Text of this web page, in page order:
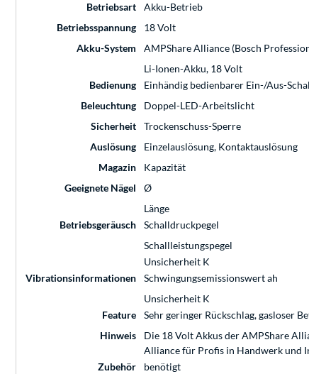
Betriebsart
Akku-Betrieb
Betriebsspannung
18 Volt
Akku-System
AMPShare Alliance (Bosch
Li-Ionen-Akku, 18 Volt
Bedienung
Einhändig bedienbarer Ein-/Aus-
Beleuchtung
Doppel-LED-Arbeitslicht
Sicherheit
Trockenschuss-Sperre
Auslösung
Einzelauslösung, Kontaktauslösung
Magazin
Kapazität
Geeignete Nägel
Ø
Länge
Betriebsgeräusch
Schalldruckpegel
Schallleistungspegel
Unsicherheit K
Vibrationsinformationen
Schwingungsemissionswert ah
Unsicherheit K
Feature
Sehr geringer Rückschlag, gasloser
Hinweis
Die 18 Volt Akkus der AMPShare
Alliance für Profis in Handwerk und
Zubehör
benötigt